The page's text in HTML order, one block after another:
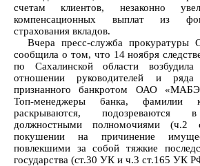
счетам клиентов, незаконно
компенсационных выплат из
страхования вкладов.
Вчера пресс-служба прокуратуры
сообщила о том, что 14 ноября
по Сахалинской области
отношении руководителей и
признанного банкротом ОАО
Топ-менеджеры банка, фамилии
раскрываются, подозреваются в
должностными полномочиями
покушении на причинение
повлекшими за собой тяжкие
государства (ст.30 УК и ч.3 ст.165 УК